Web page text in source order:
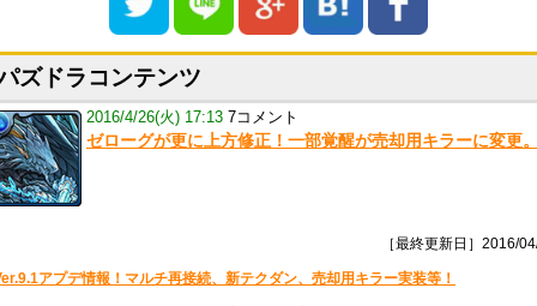
ズドラコンテンツ
2016/4/26(火) 17:13 7コメント
ゼローグが更に上方修正！一部覚醒が売却用キラーに変更。
［最終更新日］2016/
アプデ情報！マルチ再接続、新テクダン、売却用キラー実装等！